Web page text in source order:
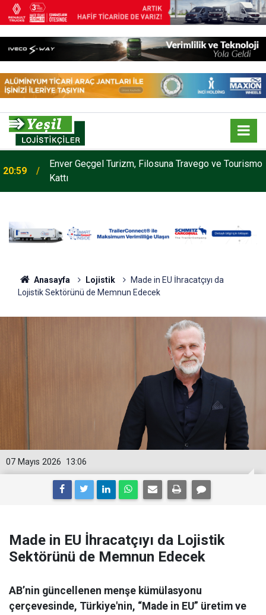
20:59
Enver Geçgel Turizm, Filosuna Travego ve Tourismo
Kattı
Anasayfa Lojistik
Made in EU İhracatçıyı da
Lojistik Sektörünü de Memnun Edecek
13:06
07 Mayıs 2026
Made in EU İhracatçıyı da Lojistik
Sektörünü de Memnun Edecek
AB’nin güncellenen menşe kümülasyonu
çerçevesinde, Türkiye'nin, “Made in EU” üretim ve